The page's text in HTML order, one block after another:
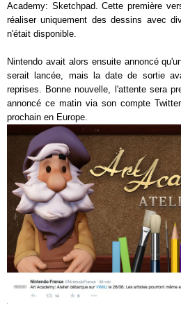
Academy: Sketchpad. Cette première
réaliser uniquement des dessins avec
n'était disponible.
Nintendo avait alors ensuite annoncé
serait lancée, mais la date de sortie
reprises. Bonne nouvelle, l'attente sera
annoncé ce matin via son compte
prochain en Europe.